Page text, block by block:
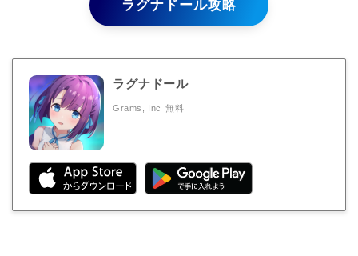
ラグナドール攻略
ラグナドール
Grams, Inc 無料